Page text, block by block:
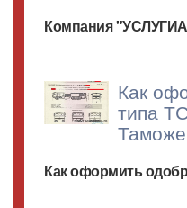
Компания
Как
типа
Как оформить